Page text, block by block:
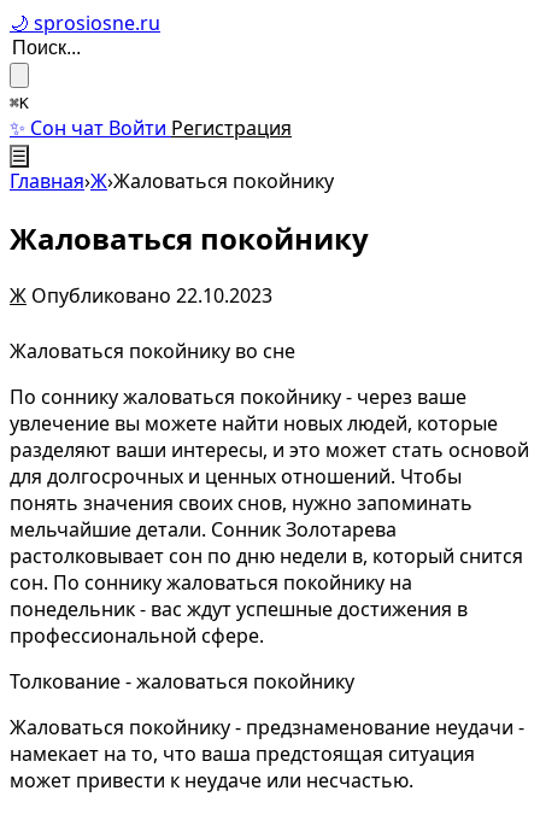
🌙 sprosiosne.ru
⌘K
✨ Сон чат Войти Регистрация
☰
Главная›Ж›Жаловаться покойнику
Жаловаться покойнику
Ж Опубликовано 22.10.2023
Жаловаться покойнику во сне
По соннику жаловаться покойнику - через ваше
увлечение вы можете найти новых людей, которые
разделяют ваши интересы, и это может стать основой
для долгосрочных и ценных отношений. Чтобы
понять значения своих снов, нужно запоминать
мельчайшие детали. Сонник Золотарева
растолковывает сон по дню недели в, который снится
сон. По соннику жаловаться покойнику на
понедельник - вас ждут успешные достижения в
профессиональной сфере.
Толкование - жаловаться покойнику
Жаловаться покойнику - предзнаменование неудачи -
намекает на то, что ваша предстоящая ситуация
может привести к неудаче или несчастью.